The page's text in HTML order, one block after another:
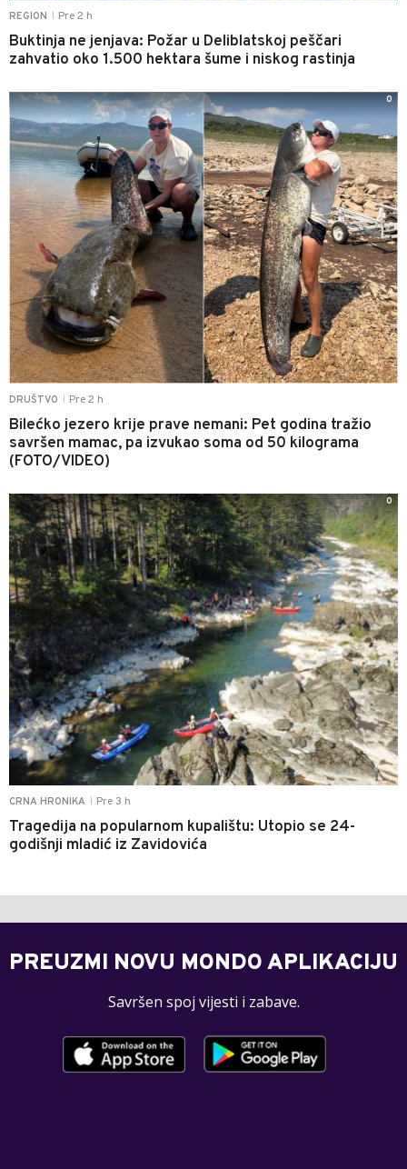
REGION Pre 2 h
Buktinja ne jenjava: Požar u Deliblatskoj peščari
zahvatio oko 1.500 hektara šume i niskog rastinja
DRUŠTVO Pre 2 h
Bilećko jezero krije prave nemani: Pet godina tražio
savršen mamac, pa izvukao soma od 50 kilograma
(FOTO/VIDEO)
0
CRNA HRONIKA Pre 3 h
Tragedija na popularnom kupalištu: Utopio se 24-
godišnji mladić iz Zavidovića
0
PREUZMI NOVU MONDO APLIKACIJU
Savršen spoj vijesti i zabave.